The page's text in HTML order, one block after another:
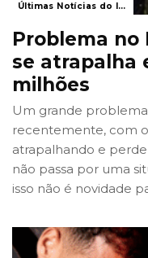
Últimas Notícias do Internacional
Problema no
se atrapalha
milhões
Um grande
recentemente, com
atrapalhando e
não passa por uma
isso não é novidade